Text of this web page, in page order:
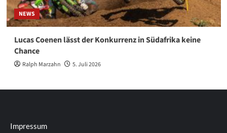
NEWS
Lucas Coenen lässt der Konkurrenz in Südafrika keine
Chance
Ralph Marzahn 5. Juli 2026
Impressum